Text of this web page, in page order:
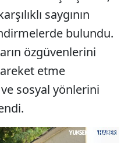
saygının
bulundu.
özgüvenlerini
etme
ve sosyal yönlerini